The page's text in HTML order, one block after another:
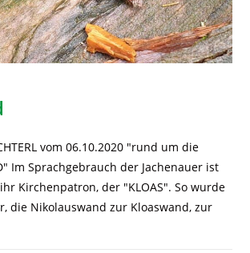
vom 06.10.2020 "rund um die
Im Sprachgebrauch der Jachenauer ist
Kirchenpatron, der "KLOAS". So wurde
die Nikolauswand zur Kloaswand, zur